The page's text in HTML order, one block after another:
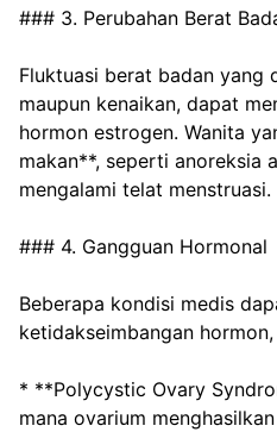
### 3. Perubahan Berat
Fluktuasi berat badan yang
maupun kenaikan, dapat
hormon estrogen. Wanita
makan**, seperti anoreksia
mengalami telat menstruasi.
### 4. Gangguan Hormonal
Beberapa kondisi medis
ketidakseimbangan
* **Polycystic Ovary
mana ovarium